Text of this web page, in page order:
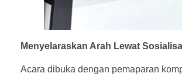
Menyelaraskan Arah Lewat
Acara dibuka dengan pemaparan